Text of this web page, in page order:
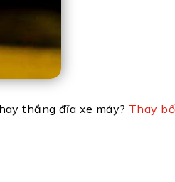
thắng đĩa xe máy? Thay bố